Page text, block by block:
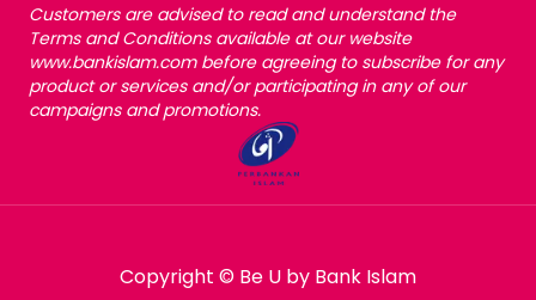
Customers are advised to read and understand the
Terms and Conditions available at our website
www.bankislam.com before agreeing to subscribe for any
product or services and/or participating in any of our
campaigns and promotions.
Copyright © Be U by Bank Islam